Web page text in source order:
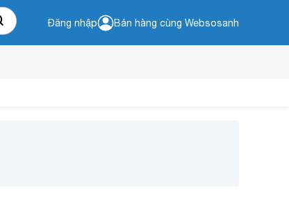
Đăng nhập Bán hàng cùng Websosanh